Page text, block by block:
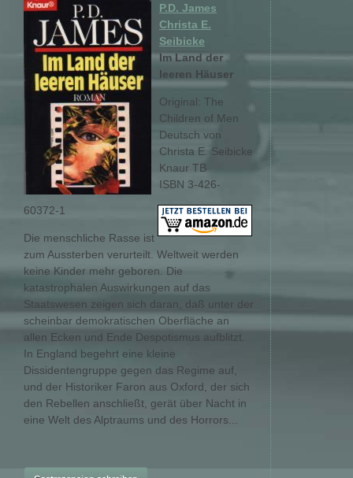
P.D. James
Christa E.
Seibicke
Im Land der
leeren Häuser
Original: The
Children of Men
Deutsch von
Christa E. Seibicke
Knaur TB
ISBN 3-426-
60372-1
Die menschliche Rasse ist
zum Aussterben verurteilt. Weltweit werden
keine Kinder mehr geboren. Die
katastrophalen Auswirkungen auf das
Staatswesen zeigen sich daran, daß unter der
scheinbar demokratischen Oberfläche an
allen Ecken und Ende Despotismus aufblitzt.
In England begehrt eine kleine
Dissidentengruppe gegen das Regime auf,
und der Historiker Faron aus Oxford, der sich
den Rebellen anschließt, gerät über Nacht in
eine Welt des Alptraums und des Horrors...